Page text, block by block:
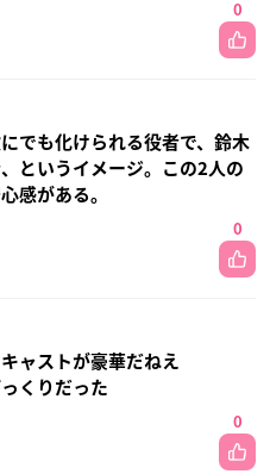
0
でも化けられる役者で、鈴木
というイメージ。この2人の
感がある。
0
ャストが豪華だねえ
くりだった
0